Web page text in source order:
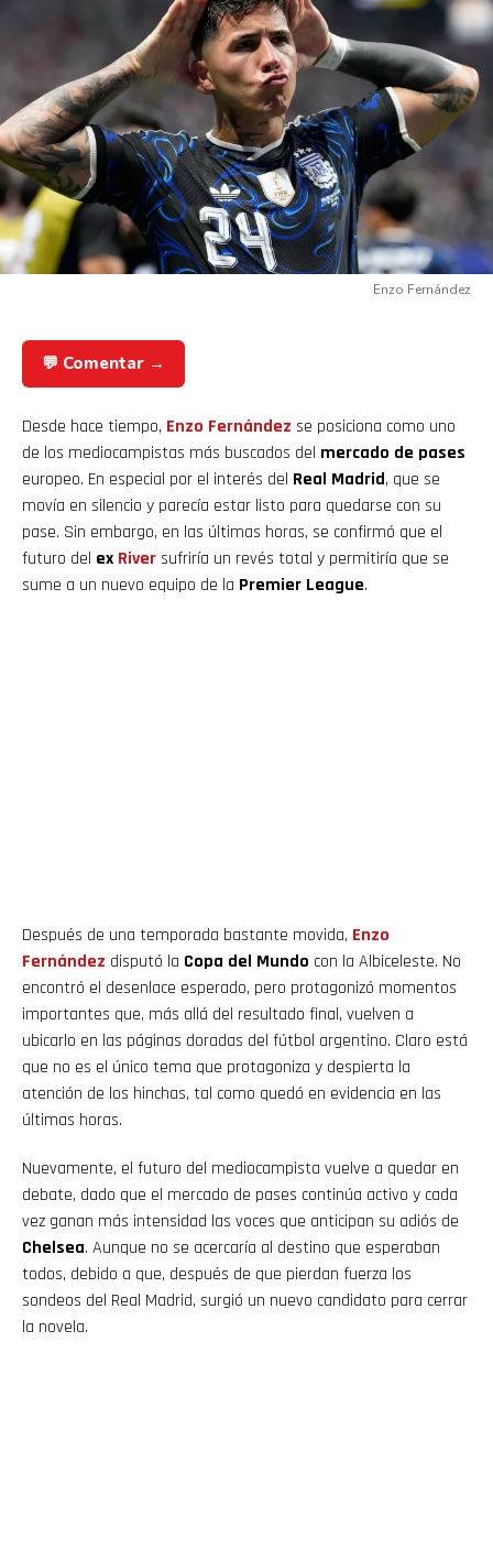
Enzo Fernández
💬 Comentar →
Desde hace tiempo, Enzo Fernández se posiciona como uno
de los mediocampistas más buscados del mercado de pases
europeo. En especial por el interés del Real Madrid, que se
movía en silencio y parecía estar listo para quedarse con su
pase. Sin embargo, en las últimas horas, se confirmó que el
futuro del ex Riversufriría un revés total y permitiría que se
sume a un nuevo equipo de la Premier League.
Después de una temporada bastante movida, Enzo
Fernández disputó la Copa del Mundo con la Albiceleste. No
encontró el desenlace esperado, pero protagonizó momentos
importantes que, más allá del resultado final, vuelven a
ubicarlo en las páginas doradas del fútbol argentino. Claro está
que no es el único tema que protagoniza y despierta la
atención de los hinchas, tal como quedó en evidencia en las
últimas horas.
Nuevamente, el futuro del mediocampista vuelve a quedar en
debate, dado que el mercado de pases continúa activo y cada
vez ganan más intensidad las voces que anticipan su adiós de
Chelsea. Aunque no se acercaría al destino que esperaban
todos, debido a que, después de que pierdan fuerza los
sondeos del Real Madrid, surgió un nuevo candidato para cerrar
la novela.